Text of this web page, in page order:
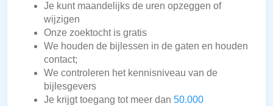
Je kunt maandelijks de uren opzeggen of
wijzigen
Onze zoektocht is gratis
We houden de bijlessen in de gaten en houden
contact;
We controleren het kennisniveau van de
bijlesgevers
Je krijgt toegang tot meer dan 50.000